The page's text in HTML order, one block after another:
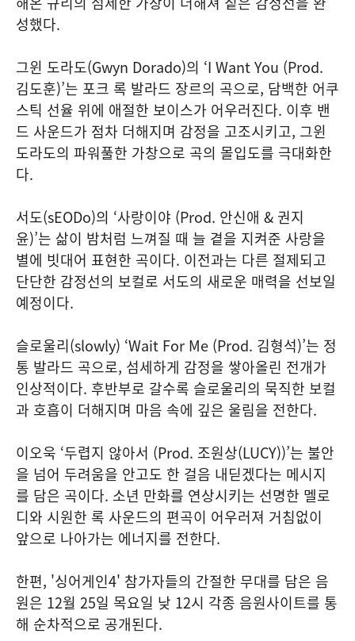
성했다.
그윈 도라도(Gwyn Dorado)의 ‘I Want You (Prod.
김도훈)’는 포크 록 발라드 장르의 곡으로, 담백한 어쿠
스틱 선율 위에 애절한 보이스가 어우러진다. 이후 밴
드 사운드가 점차 더해지며 감정을 고조시키고, 그윈
도라도의 파워풀한 가창으로 곡의 몰입도를 극대화한
다.
서도(sEODo)의 ‘사랑이야 (Prod. 안신애 & 권지
윤)’는 삶이 밤처럼 느껴질 때 늘 곁을 지켜준 사랑을
별에 빗대어 표현한 곡이다. 이전과는 다른 절제되고
단단한 감정선의 보컬로 서도의 새로운 매력을 선보일
예정이다.
슬로울리(slowly) ‘Wait For Me (Prod. 김형석)’는 정
통 발라드 곡으로, 섬세하게 감정을 쌓아올린 전개가
인상적이다. 후반부로 갈수록 슬로울리의 묵직한 보컬
과 호흡이 더해지며 마음 속에 깊은 울림을 전한다.
이오욱 ‘두렵지 않아서 (Prod. 조원상(LUCY))’는 불안
을 넘어 두려움을 안고도 한 걸음 내딛겠다는 메시지
를 담은 곡이다. 소년 만화를 연상시키는 선명한 멜로
디와 시원한 록 사운드의 편곡이 어우러져 거침없이
앞으로 나아가는 에너지를 전한다.
한편, '싱어게인4' 참가자들의 간절한 무대를 담은 음
원은 12월 25일 목요일 낮 12시 각종 음원사이트를 통
해 순차적으로 공개된다.